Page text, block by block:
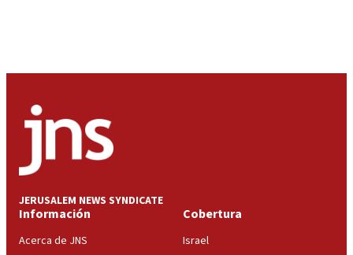
JERUSALEM NEWS SYNDICATE
Información
Acerca de JNS
Cobertura
Israel